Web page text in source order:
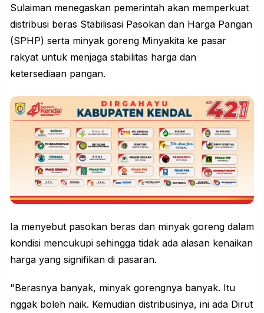
Sulaiman menegaskan pemerintah akan memperkuat
distribusi beras Stabilisasi Pasokan dan Harga Pangan
(SPHP) serta minyak goreng Minyakita ke pasar
rakyat untuk menjaga stabilitas harga dan
ketersediaan pangan.
Ia menyebut pasokan beras dan minyak goreng dalam
kondisi mencukupi sehingga tidak ada alasan kenaikan
harga yang signifikan di pasaran.
"Berasnya banyak, minyak gorengnya banyak. Itu
nggak boleh naik. Kemudian distribusinya, ini ada Dirut